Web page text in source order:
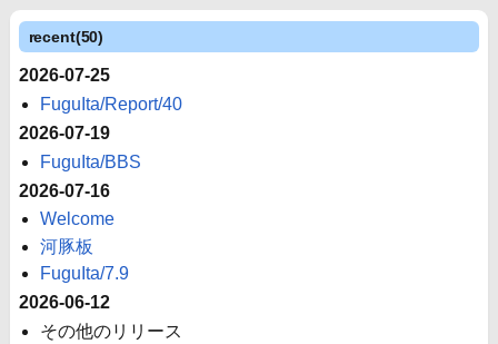
recent(50)
2026-07-25
FuguIta/Report/40
2026-07-19
FuguIta/BBS
2026-07-16
Welcome
河豚板
FuguIta/7.9
2026-06-12
その他のリリース